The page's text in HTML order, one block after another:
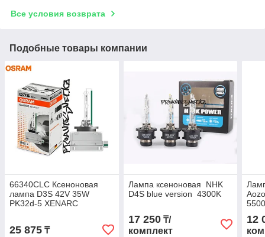
Все условия возврата
Подобные товары компании
66340CLC Ксеноновая
лампа D3S 42V 35W
PK32d-5 XENARC
25 875 ₸
Лампа ксеноновая NHK
D4S blue version 4300K
17 250₸/
комплект
12